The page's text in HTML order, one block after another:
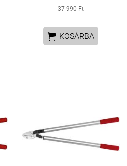
37 990 Ft
 KOSÁRBA